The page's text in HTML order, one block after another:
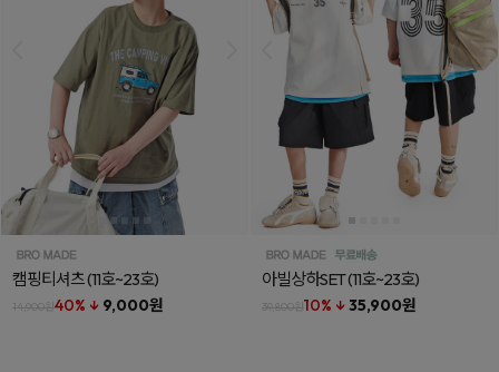
캠핑티셔츠(11호~23호)
14,900원40% ↓ 9,000원
아빌상하SET(11호~23호)
39,800원10% ↓ 35,900원